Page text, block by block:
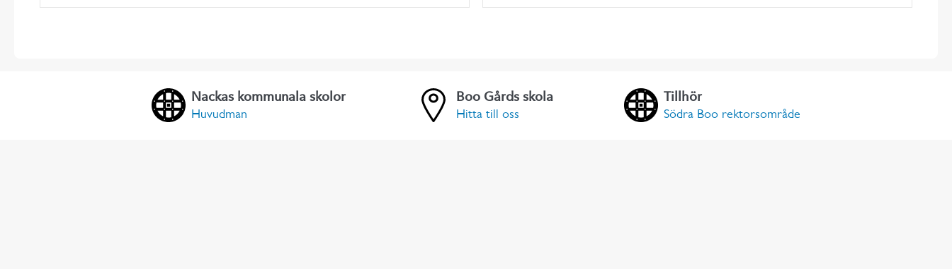
Nackas kommunala skolor
Huvudman
Boo Gårds skola
Hitta till oss
Tillhör
Södra Boo rektorsområde